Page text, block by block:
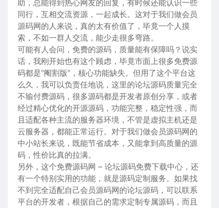
助，总能得到热心网友的回复，有时候还能认识一些
同行，互相交流资源，一起成长。这对于我们做会员
源码网的人来说，真的太有价值了，毕竟一个人摸
索，不如一群人交流，能少走很多弯路。
可能有人会问，免费的源码，质量能有保障吗？说实
话，我刚开始也有这个顾虑，毕竟市面上很多免费源
码都是“阉割版”，核心功能缺失。但用了这个平台这
么久，我可以负责任地说，这里的论坛源码质量完全
不输付费源码，很多源码都是开发者原创分享，或者
经过精心优化的开源源码，功能完整，稳定性强，而
且适配各种主流的服务器环境，不管是虚拟主机还是
云服务器，都能正常运行。对于我们做会员源码网的
中小站长来说，既能节省成本，又能拿到高质量的源
码，性价比真的拉满。
另外，这个免费源码网 – 论坛源码免费下载中心，还
有一个特别实用的功能，就是源码定制服务。如果找
不到完全适配自己会员源码网的论坛源码，可以联系
平台的开发者，根据自己的需求定制专属源码，而且